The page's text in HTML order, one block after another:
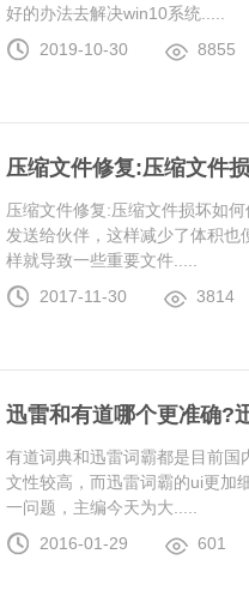
好的办法去解决win10系统.....
2019-10-30
8855
压缩文件修复:压缩文件
压缩文件修复:压缩文件损坏如
发送给伙伴，这样减少了体积
样就导致一些重要文件.....
2017-11-30
3814
迅雷和有道哪个更准确?
有道词典和迅雷词霸都是目前
文性较高，而迅雷词霸的ui更加
一问题，主编今天为大.....
2016-01-29
601